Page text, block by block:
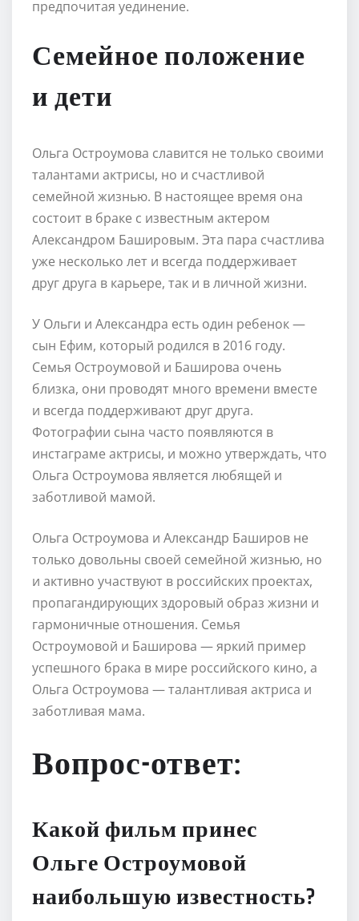
предпочитая уединение.
Семейное положение
и дети
Ольга Остроумова славится не только своими
талантами актрисы, но и счастливой
семейной жизнью. В настоящее время она
состоит в браке с известным актером
Александром Башировым. Эта пара счастлива
уже несколько лет и всегда поддерживает
друг друга в карьере, так и в личной жизни.
У Ольги и Александра есть один ребенок —
сын Ефим, который родился в 2016 году.
Семья Остроумовой и Баширова очень
близка, они проводят много времени вместе
и всегда поддерживают друг друга.
Фотографии сына часто появляются в
инстаграме актрисы, и можно утверждать, что
Ольга Остроумова является любящей и
заботливой мамой.
Ольга Остроумова и Александр Баширов не
только довольны своей семейной жизнью, но
и активно участвуют в российских проектах,
пропагандирующих здоровый образ жизни и
гармоничные отношения. Семья
Остроумовой и Баширова — яркий пример
успешного брака в мире российского кино, а
Ольга Остроумова — талантливая актриса и
заботливая мама.
Вопрос-ответ:
Какой фильм принес
Ольге Остроумовой
наибольшую известность?